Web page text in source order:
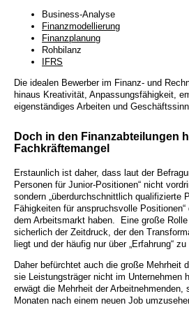
Business-Analyse
Finanzmodellierung
Finanzplanung
Rohbilanz
IFRS
Die idealen Bewerber im Finanz- und
hinaus Kreativität, Anpassungsfähigkeit,
eigenständiges Arbeiten und
Doch in den Finanzabteilungen
Fachkräftemangel
Erstaunlich ist daher, dass laut der
Personen für Junior-Positionen“ nicht
sondern „überdurchschnittlich qualifizierte
Fähigkeiten für anspruchsvolle
dem Arbeitsmarkt haben. Eine große
sicherlich der Zeitdruck, der den
liegt und der häufig nur über „Erfahrung“
Daher befürchtet auch die große Mehrheit
sie Leistungsträger nicht im Unternehmen
erwägt die Mehrheit der Arbeitnehmenden,
Monaten nach einem neuen Job